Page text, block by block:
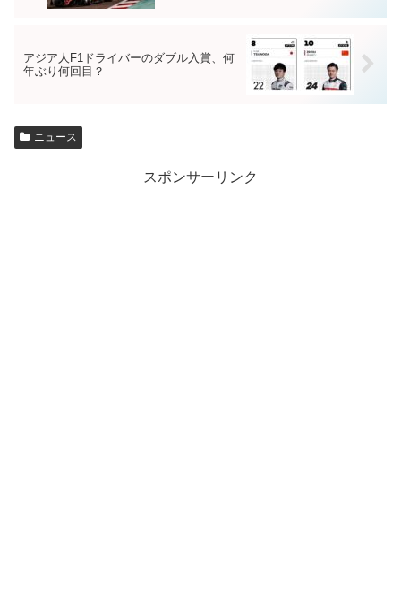
アジア人F1ドライバーのダブル入賞、何
年ぶり何回目？
ニュース
スポンサーリンク